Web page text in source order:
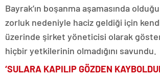
Bayrak’ın boşanma aşamasında
zorluk nedeniyle haciz geldiği için
üzerinde şirket yöneticisi olarak
hiçbir yetkilerinin olmadığını savundu.
‘SULARA KAPILIP GÖZDEN